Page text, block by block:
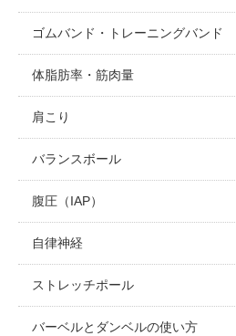
ゴムバンド・トレーニングバンド
体脂肪率・筋肉量
肩こり
バランスボール
腹圧（IAP）
自律神経
ストレッチポール
バーベルとダンベルの使い方